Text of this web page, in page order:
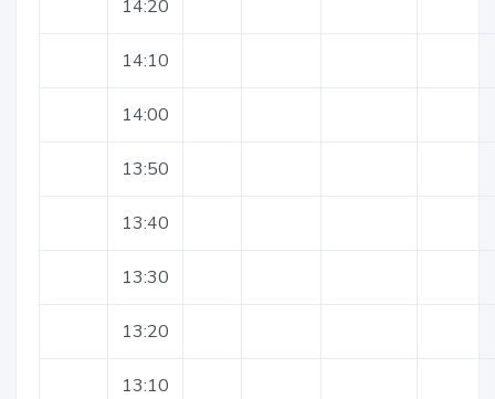
14:20
14:10
14:00
13:50
13:40
13:30
13:20
13:10